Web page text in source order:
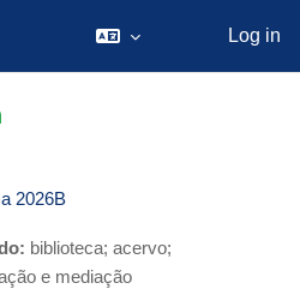
Log in
2026B
biblioteca; acervo;
e mediação